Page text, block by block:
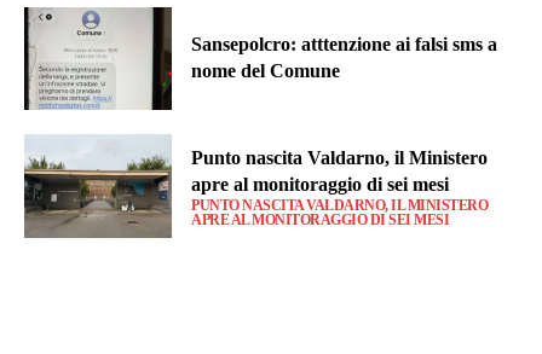
Sansepolcro: atttenzione ai falsi sms a
nome del Comune
Punto nascita Valdarno, il Ministero
apre al monitoraggio di sei mesi
PUNTO NASCITA VALDARNO, IL MINISTERO
APRE AL MONITORAGGIO DI SEI MESI